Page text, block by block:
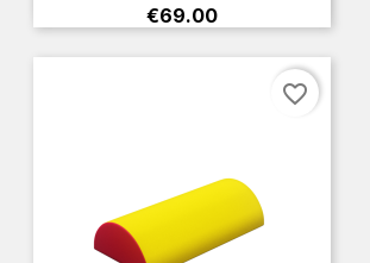
Price
€69.00
favorite_border